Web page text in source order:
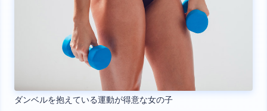
ダンベルを抱えている運動が得意な女の子